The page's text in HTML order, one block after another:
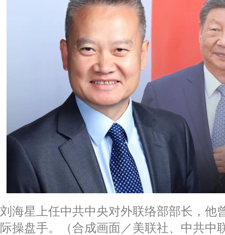
刘海星上任中共中央对外联络部部长，他
际操盘手。（合成画面／美联社、中共中